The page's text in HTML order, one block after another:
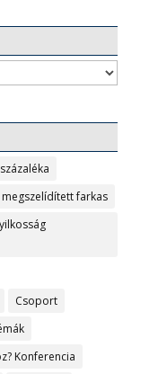
megszelídített farkas
Csoport
Konferencia